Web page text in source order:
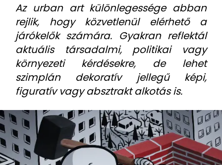
Az urban art különlegessége abban
rejlik, hogy közvetlenül elérhető a
járókelők számára. Gyakran reflektál
aktuális társadalmi, politikai vagy
környezeti kérdésekre, de lehet
szimplán dekoratív jellegű képi,
figuratív vagy absztrakt alkotás is.